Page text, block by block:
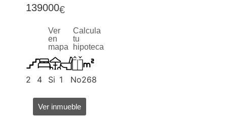
139000€
Ver
en
mapa
Calcula
tu
hipoteca
2 4 Si 1 No268
Ver inmueble